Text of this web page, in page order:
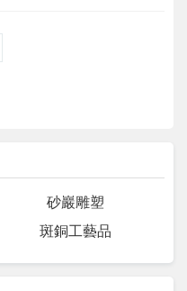
砂巖雕塑
斑銅工藝品